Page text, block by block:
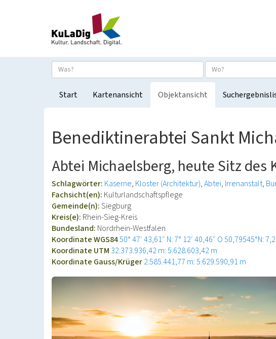
Start Kartenansicht Objektansicht
Benediktinerabtei Sankt
Abtei Michaelsberg, heute Sitz
Schlagwörter: Kaserne Kloster (Architektur) Abtei Irrenanstalt
Fachsicht(en): Kulturlandschaftspflege
Gemeinde(n):Siegburg
Kreis(e): Rhein-Sieg-Kreis
Bundesland: Nordrhein-Westfalen
Koordinate WGS8450° 47′ 43,61″ N: 7° 12′ 40,46″ O50,79545°N:
Koordinate UTM 32.373.936,42 m: 5.628.603,42 m
Koordinate Gauss/Krüger2.585.441,77 m: 5.629.590,91 m